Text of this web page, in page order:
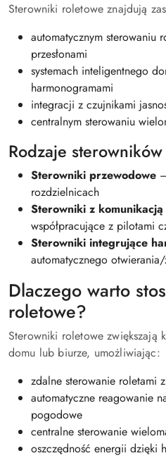
Sterowniki roletowe znajdują
automatycznym sterowaniu
przesłonami
systemach inteligentnego
harmonogramami
integracji z czujnikami
centralnym sterowaniu
Rodzaje
Sterowniki przewodowe
rozdzielnicach
Sterowniki z
współpracujące z pilotami
Sterowniki integrujące
automatycznego otwierania/
Dlaczego warto
roletowe?
Sterowniki roletowe zwiększają
domu lub biurze, umożliwiając:
zdalne sterowanie roletami
automatyczne reagowanie
pogodowe
centralne sterowanie
oszczędność energii dzięki